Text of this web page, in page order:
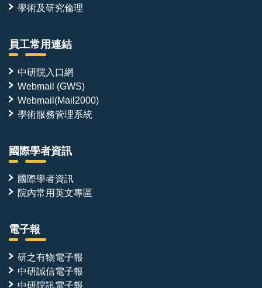
學術及研究倫理
員工常用連結
中研院入口網
Webmail (GWS)
Webmail(Mail2000)
學術服務管理系統
國際學者資訊
國際學者資訊
院內常用英文專區
電子報
研之有物電子報
中研誠信電子報
中研院訊電子報